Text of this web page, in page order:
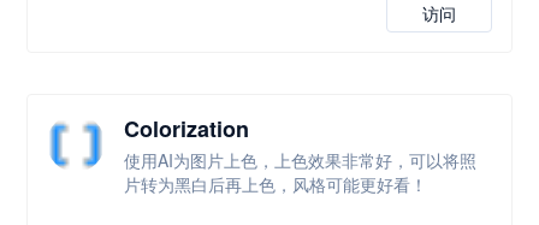
访问
Colorization
使用AI为图片上色，上色效果非常好，可以将照
片转为黑白后再上色，风格可能更好看！